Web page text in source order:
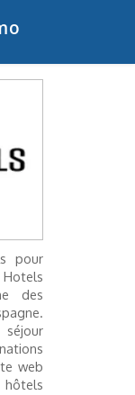
pour
des
séjour
web
hôtels